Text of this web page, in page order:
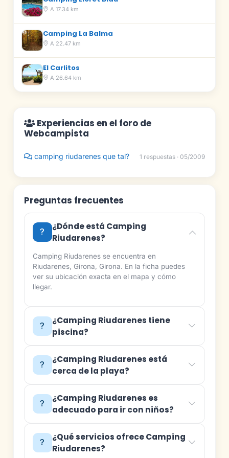
A 17.34 km
Camping La Balma
A 22.47 km
El Carlitos
A 26.64 km
Experiencias en el foro de
Webcampista
camping riudarenes que tal? 1 respuestas · 05/2009
Preguntas frecuentes
¿Dónde está Camping
Riudarenes?
Camping Riudarenes se encuentra en
Riudarenes, Girona, Girona. En la ficha puedes
ver su ubicación exacta en el mapa y cómo
llegar.
¿Camping Riudarenes tiene
piscina?
¿Camping Riudarenes está
cerca de la playa?
¿Camping Riudarenes es
adecuado para ir con niños?
¿Qué servicios ofrece Camping
Riudarenes?